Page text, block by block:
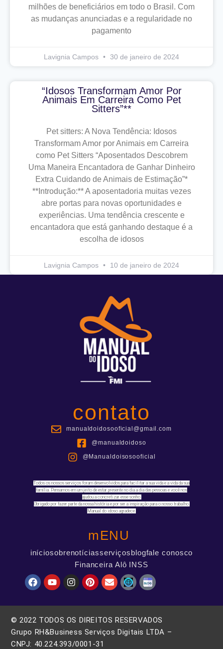
milhões de beneficiários em todo o Brasil. Com
as mudanças anunciadas e a regularidade no
pagamento
Lavignia Campos 30 de janeiro de 2024
“Idosos Transformam Amor Por
Animais Em Carreira Como Pet
Sitters”**
Pet sitters: A Nova Tendência: Idosos
Transformam Amor por Animais em Carreira
como Pet Sitters “Aposentados Descobrem
Uma Maneira Encantadora de Ganhar Dinheiro
Extra Cuidando de Animais de Estimação”*
**Introdução:** A aposentadoria muitas vezes
abre portas para novas oportunidades e
experiências. Uma tendência crescente e
encantadora que está ganhando destaque é a
escolha de idosos
Lavignia Campos 10 de janeiro de 2024
contato
manualdoidosooficial@gmail.com
@manualdoidoso
@Manualdoisosooficial
Todos os nossos serviços foram desenvolvidos para facilitar a sua vida e a vida da sua
família. Pensamos em um jeito de estar presente no dia a dia das pessoas e você nos
ajudou a concretizar esse sonho.
Obrigado por fazer parte da nossa história e por ser a inspiração para o nosso trabalho.
Manual do idoso agradece.
mENU
iníciosobrenotíciasserviçosblogfale conosco
Financeira Alô INSS
© 2022 TODOS OS DIREITOS RESERVADOS
Grupo RH&Business Serviços Digitais LTDA –
CNPJ: 40.224.393/0001-31